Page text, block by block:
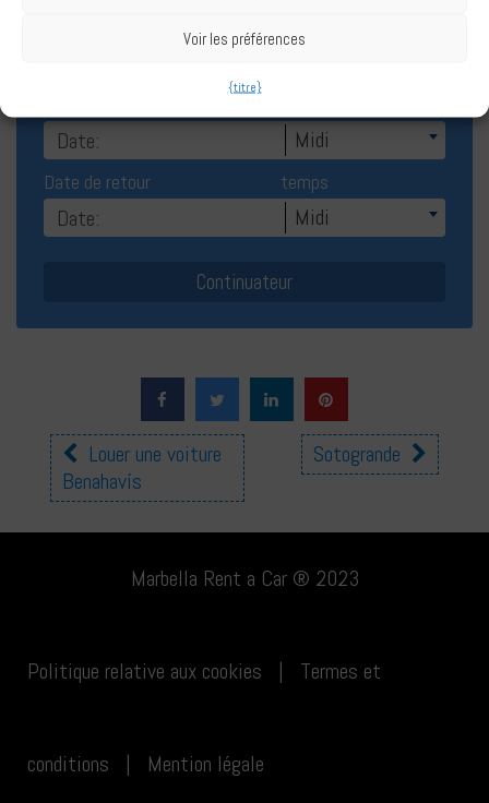
Voir les préférences
{titre}
Réserver Louer une voiture Algésiras
Midi
Date de retour temps
Midi
Autres
emplacements
Louer une voiture
Benahavís
Sotogrande
Marbella Rent a Car ® 2023
Politique relative aux cookies | Termes et
conditions | Mention légale